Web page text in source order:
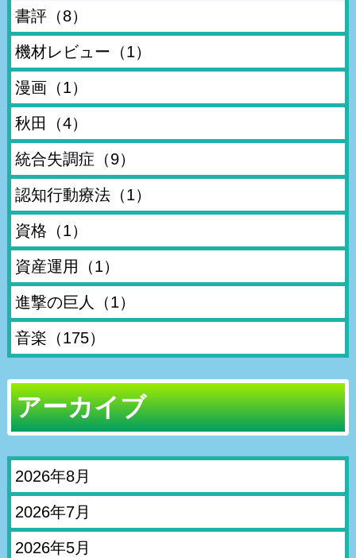
書評（8）
機材レビュー （1）
漫画（1）
秋田 （4）
統合失調症 （9）
認知行動療法（1）
資格 （1）
資産運用 （1）
進撃の巨人 （1）
音楽 （175）
アーカイブ
2026年8月
2026年7月
2026年5月